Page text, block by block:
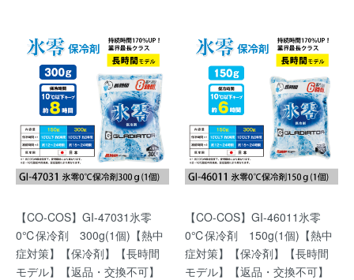
【CO-COS】GI-47031氷零
0℃保冷剤 300g(1個)【熱中
症対策】【保冷剤】【長時間
モデル】【返品・交換不可】
【CO-COS】GI-46011氷零
0℃保冷剤 150g(1個)【熱中
症対策】【保冷剤】【長時間
モデル】【返品・交換不可】